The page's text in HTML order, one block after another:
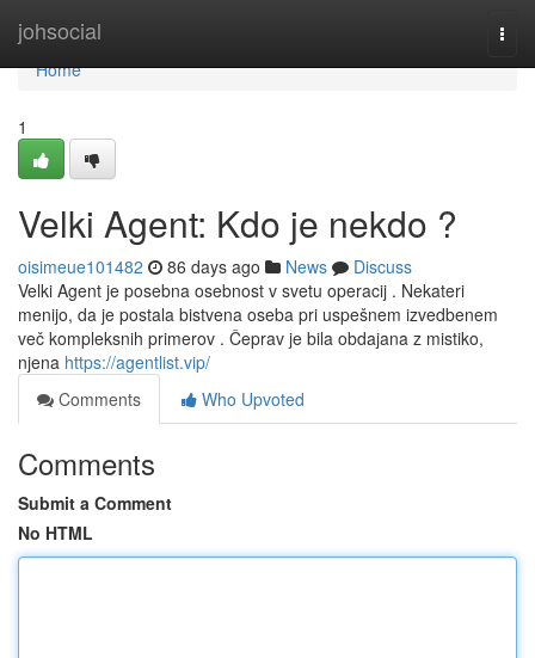
johsocial
Home
Home
1
Velki Agent: Kdo je nekdo ?
oisimeue101482 86 days ago News
Discuss
Velki Agent je posebna osebnost v svetu operacij . Nekateri
menijo, da je postala bistvena oseba pri uspešnem izvedbenem
več kompleksnih primerov . Čeprav je bila obdajana z mistiko,
njena https://agentlist.vip/
Comments
Who Upvoted
Comments
Submit a Comment
No HTML